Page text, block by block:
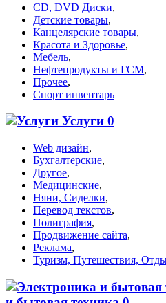
CD, DVD Диски,
Детские товары,
Канцелярские товары,
Красота и Здоровье,
Мебель,
Нефтепродукты и ГСМ,
Прочее,
Спорт инвентарь
Услуги 0
Web дизайн,
Бухгалтерские,
Другое,
Медицинские,
Няни, Сиделки,
Перевод текстов,
Полиграфия,
Продвижение сайта,
Реклама,
Туризм, Путешествия,